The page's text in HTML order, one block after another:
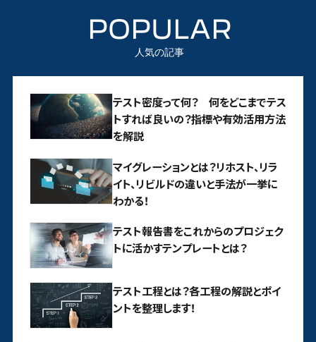
POPULAR
人気の記事
テスト密度って何？ 何をどこまでテス
トすれば良いの？指標や有効活用方法
を解説
マイグレーションとは？リホスト、リラ
イト、リビルドの違いと手法が一挙に
わかる！
テスト報告書をこれからのプロジェク
トに活かすテンプレートとは？
テスト工程とは？各工程の解説とポイ
ントを整理します！